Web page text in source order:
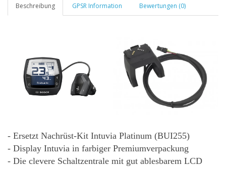
Beschreibung GPSR Information Bewertungen (0)
- Ersetzt Nachrüst-Kit Intuvia Platinum (BUI255)
- Display Intuvia in farbiger Premiumverpackung
- Die clevere Schaltzentrale mit gut ablesbarem LCD